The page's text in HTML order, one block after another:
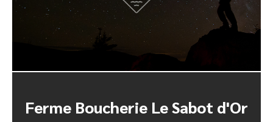
Ferme Boucherie Le Sabot d'Or